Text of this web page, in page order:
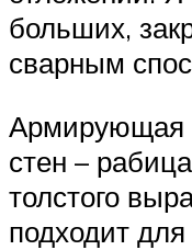
больших,
сварным
Армирующая
стен –
толстого
подходит